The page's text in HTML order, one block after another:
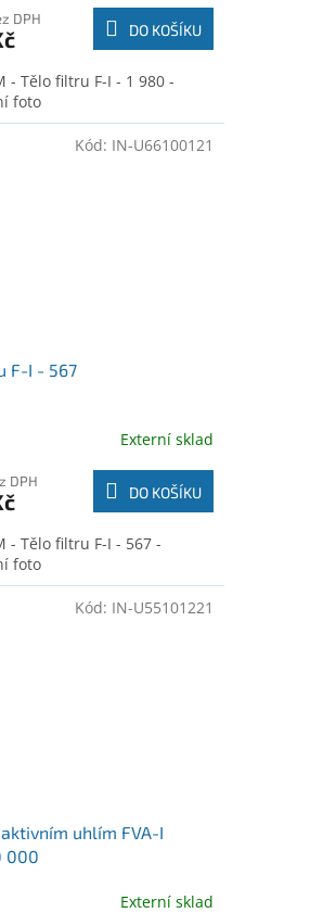
DPH
DO KOŠÍKU
- Tělo filtru F-I - 1 980 -
foto
F-I - 567
Externí sklad
DPH
DO KOŠÍKU
- Tělo filtru F-I - 567 -
foto
Kód: IN-U66100121
uhlím FVA-I
000
Externí sklad
Kód: IN-U55101221